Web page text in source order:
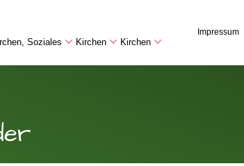
Soziales Kirchen Kirchen
Impressum